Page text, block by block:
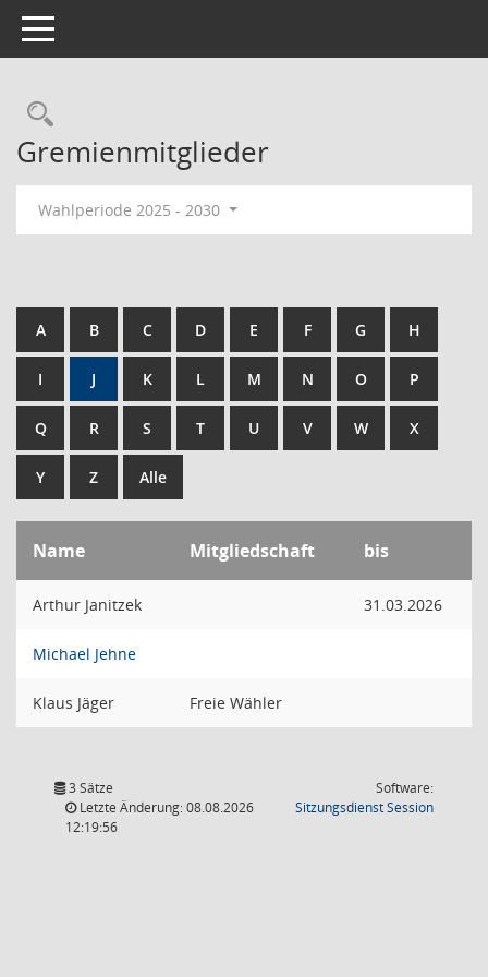
Toggle navigation
Rechercheauswahl
Gremienmitglieder
Wahlperiode 2025 - 2030
A B C D E F G H
I J K L M N O P
Q R S T U V W X
Y Z Alle
Name Mitgliedschaft bis
Arthur Janitzek 31.03.2026
Michael Jehne
Klaus Jäger Freie Wähler
3 Sätze
Letzte Änderung: 08.08.2026
12:19:56
Software:
SitzungsdienstSession(Wird in